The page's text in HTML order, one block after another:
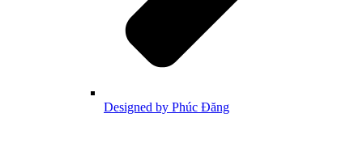
Designed by Phúc Đăng